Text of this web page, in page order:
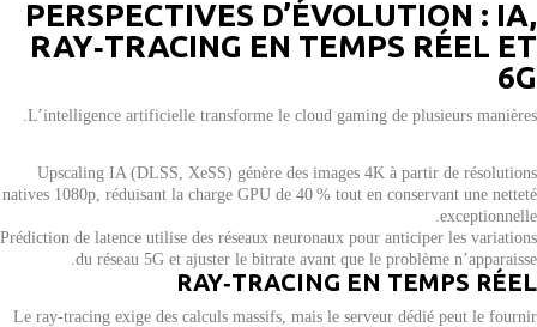
PERSPECTIVES D’ÉVOLUTION : IA,
RAY‑TRACING EN TEMPS RÉEL ET
6G
L’intelligence artificielle transforme le cloud gaming de plusieurs manières.
Upscaling IA (DLSS, XeSS) génère des images 4K à partir de résolutions
natives 1080p, réduisant la charge GPU de 40 % tout en conservant une netteté
exceptionnelle.
Prédiction de latence utilise des réseaux neuronaux pour anticiper les variations
du réseau 5G et ajuster le bitrate avant que le problème n’apparaisse.
RAY‑TRACING EN TEMPS RÉEL
Le ray‑tracing exige des calculs massifs, mais le serveur dédié peut le fournir